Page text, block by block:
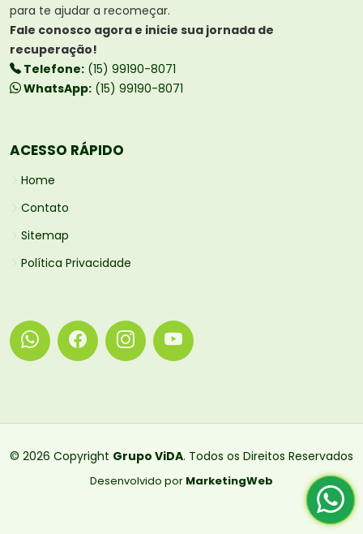
para te ajudar a recomeçar.
Fale conosco agora e inicie sua jornada de
recuperação!
Telefone: (15) 99190-8071
WhatsApp: (15) 99190-8071
ACESSO RÁPIDO
Home
Contato
Sitemap
Política Privacidade
© 2026 Copyright Grupo ViDA. Todos os Direitos Reservados
Desenvolvido por MarketingWeb